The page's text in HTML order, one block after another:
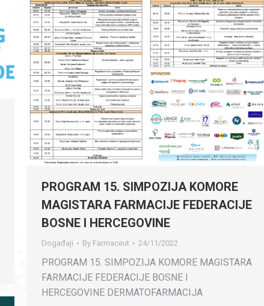
PROGRAM 15. SIMPOZIJA KOMORE
MAGISTARA FARMACIJE FEDERACIJE
BOSNE I HERCEGOVINE
Događaji By Farmaceut 24/11/2022
PROGRAM 15. SIMPOZIJA KOMORE MAGISTARA
FARMACIJE FEDERACIJE BOSNE I
HERCEGOVINE DERMATOFARMACIJA